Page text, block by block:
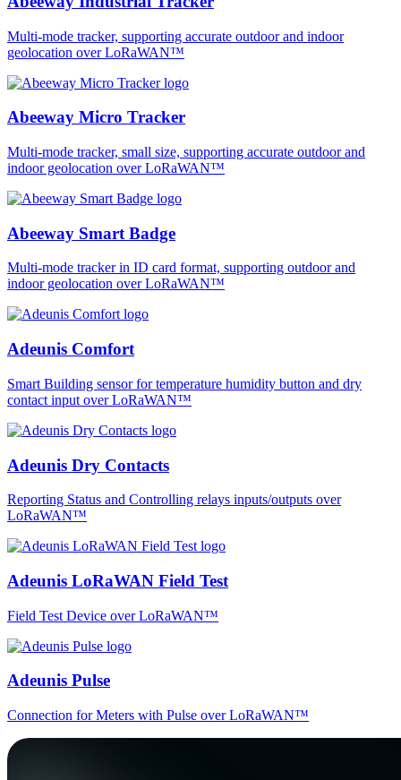
Multi-mode tracker, supporting accurate outdoor and indoor
geolocation over LoRaWAN™
Abeeway Micro Tracker
Multi-mode tracker, small size, supporting accurate outdoor and
indoor geolocation over LoRaWAN™
Abeeway Smart Badge
Multi-mode tracker in ID card format, supporting outdoor and
indoor geolocation over LoRaWAN™
Adeunis Comfort
Smart Building sensor for temperature humidity button and dry
contact input over LoRaWAN™
Adeunis Dry Contacts
Reporting Status and Controlling relays inputs/outputs over
LoRaWAN™
Adeunis LoRaWAN Field Test
Field Test Device over LoRaWAN™
Adeunis Pulse
Connection for Meters with Pulse over LoRaWAN™